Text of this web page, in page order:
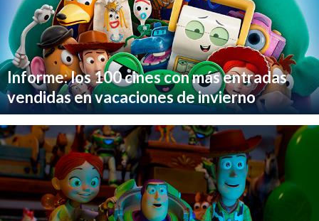
Informe: los 100 cines con más entradas
vendidas en vacaciones de invierno